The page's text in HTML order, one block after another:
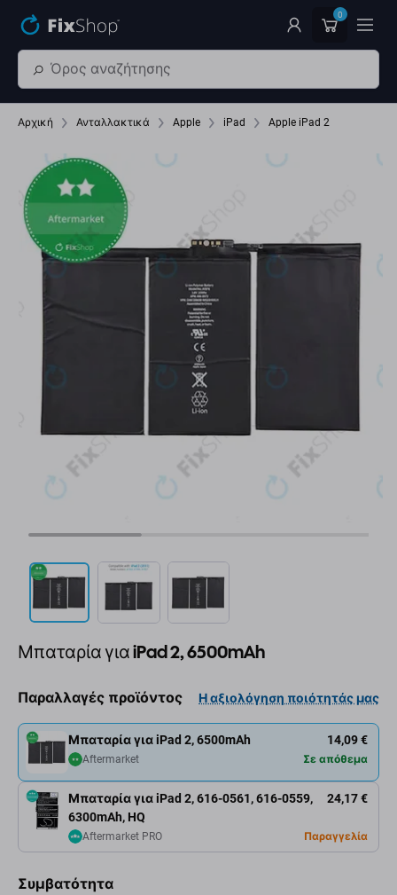
0
Αρχική Ανταλλακτικά Apple iPad Apple iPad 2
Μπαταρία για iPad 2, 6500mAh
Παραλλαγές προϊόντος Η αξιολόγηση ποιότητάς μας
Μπαταρία για iPad 2, 6500mAh 14,09 €
Aftermarket Σε απόθεμα
Μπαταρία για iPad 2, 616-0561, 616-0559,
6300mAh, HQ
24,17 €
Aftermarket PRO Παραγγελία
Συμβατότητα